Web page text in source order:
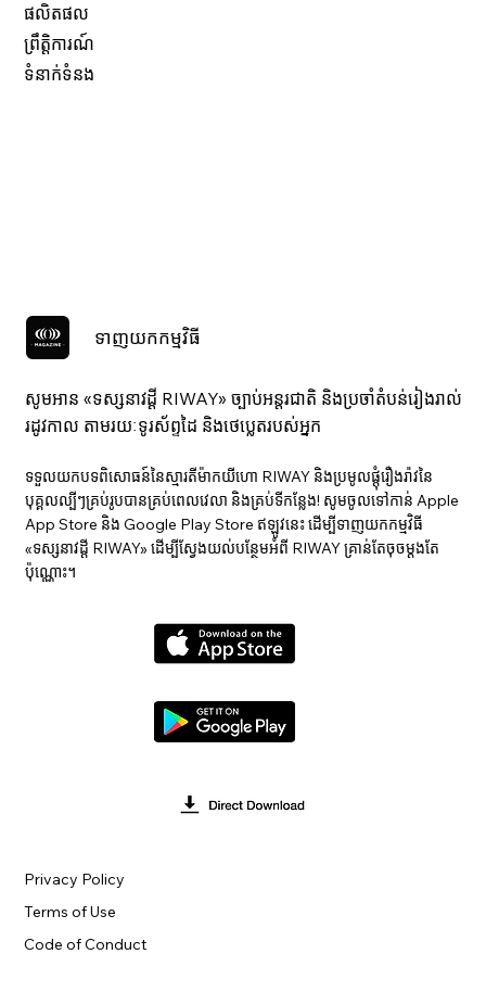
ផលិតផល
ព្រឹត្តិការណ៍
ទំនាក់ទំនង
ទាញយកកម្មវិធី
សូមអាន «ទស្សនាវ​ដ្ដី RIWAY» ច្បាប់អន្តរជាតិ និងប្រចាំតំបន់រៀងរាល់
រដូវកាល តាមរយៈទូរស័ព្ទដៃ និងថេប្លេតរបស់អ្នក
ទទួលយកបទពិសោធន៍នៃស្មារតីម៉ាកយីហោ RIWAY និងប្រមូលផ្តុំរឿងរ៉ាវនៃ
បុគ្គលល្បីៗគ្រប់រូបបានគ្រប់ពេលវេលា និងគ្រប់ទីកន្លែង! សូមចូលទៅកាន់ Apple
App Store និង Google Play Store ឥឡូវនេះ ដើម្បីទាញយកកម្មវិធី
«ទស្សនាវ​ដ្ដី RIWAY» ដើម្បីស្វែងយល់បន្ថែមអំពី RIWAY គ្រាន់តែចុចម្តងតែ
ប៉ុណ្ណោះ។
Terms of Use
Privacy Policy
Code of Conduct